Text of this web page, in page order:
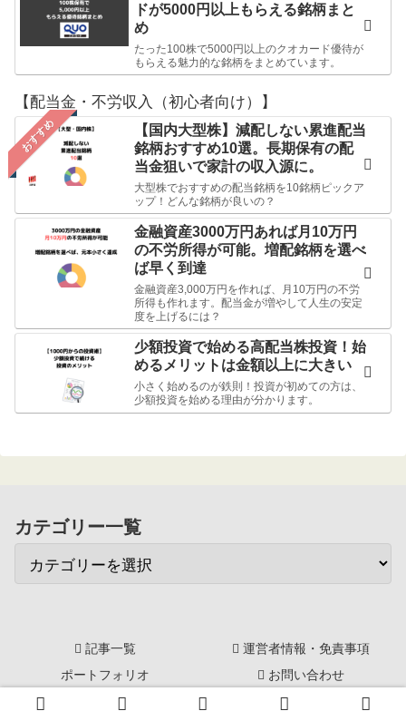
ドが5000円以上もらえる銘柄まと
め
たった100株で5000円以上のクオカード優待が
もらえる魅力的な銘柄をまとめています。
【配当金・不労収入（初心者向け）】
おすすめ
【国内大型株】減配しない累進配当
銘柄おすすめ10選。長期保有の配
当金狙いで家計の収入源に。
大型株でおすすめの配当銘柄を10銘柄ピックア
ップ！どんな銘柄が良いの？
金融資産3000万円あれば月10万円
の不労所得が可能。増配銘柄を選べ
ば早く到達
金融資産3,000万円を作れば、月10万円の不労
所得も作れます。配当金が増やして人生の安定
度を上げるには？
少額投資で始める高配当株投資！始
めるメリットは金額以上に大きい
小さく始めるのが鉄則！投資が初めての方は、
少額投資を始める理由が分かります。
カテゴリー一覧
記事一覧
運営者情報・免責事項
ポートフォリオ
お問い合わせ
© 2014-2026 ジンカブ～配当金再投資～おさいふプラス.